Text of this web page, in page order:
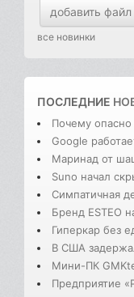
добавить файл
все новинки
ПОСЛЕДНИЕ
Почему опасно
Google
Маринад от
Suno начал
Симпатичная
Бренд ESTEO
Гиперкар без
В США
Мини-ПК
Предприятие